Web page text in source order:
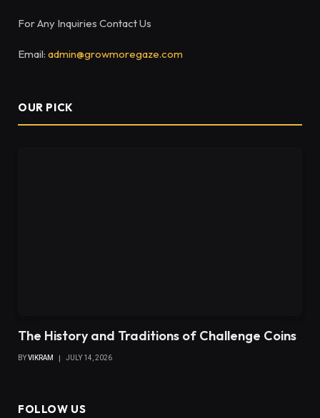
For Any Inquiries Contact Us
Email: admin@growmoregaze.com
OUR PICK
The History and Traditions of Challenge Coins
BYVIKRAM JULY 14, 2026
FOLLOW US